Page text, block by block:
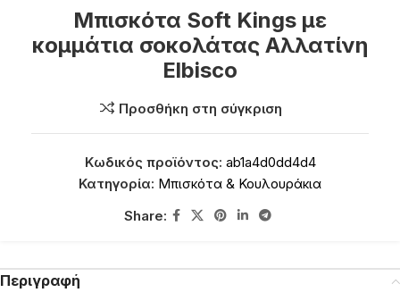
Μπισκότα Soft Kings με
κομμάτια σοκολάτας Αλλατίνη
Elbisco
Προσθήκη στη σύγκριση
Κωδικός προϊόντος: ab1a4d0dd4d4
Κατηγορία: Μπισκότα & Κουλουράκια
Share:
Περιγραφή